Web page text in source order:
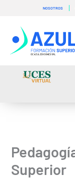
contenido
NOSOTROS
Superior